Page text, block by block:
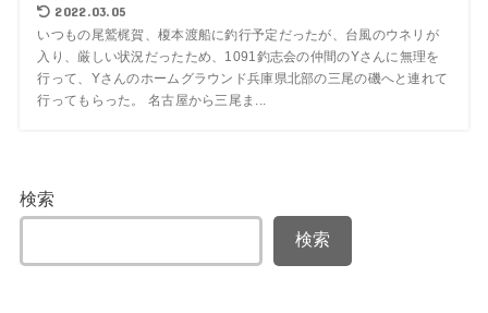
2022.03.05
いつもの尾鷲梶賀、榎本渡船に釣行予定だったが、台風のウネリが
入り、厳しい状況だったため、1091釣志会の仲間のYさんに無理を
行って、Yさんのホームグラウンド兵庫県北部の三尾の磯へと連れて
行ってもらった。 名古屋から三尾ま...
検索
検索